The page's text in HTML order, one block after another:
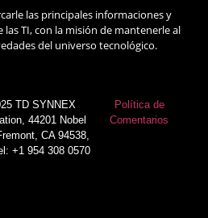
las principales informaciones y
TI, con la misión de mantenerle al
del universo tecnológico.
TD SYNNEX
44201 Nobel
CA 94538,
+1 954 308 0570
Política de
Comentarios